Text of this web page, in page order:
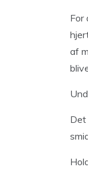
For
af
Det